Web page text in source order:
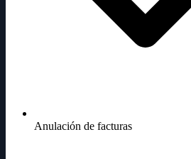
Anulación de facturas